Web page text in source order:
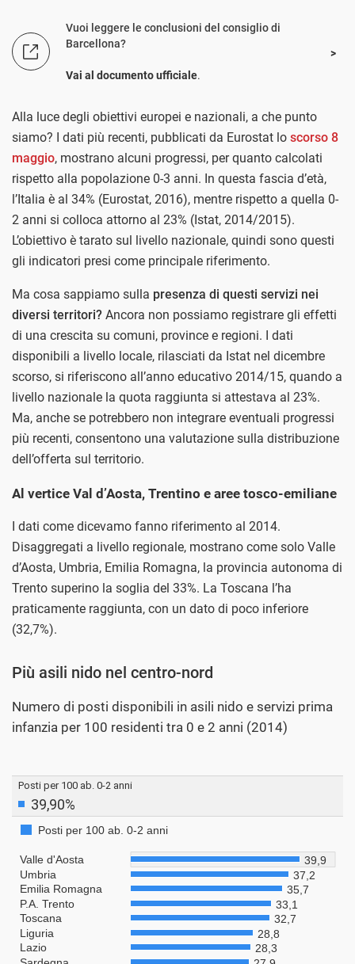
Vuoi leggere le conclusioni del consiglio di
Barcellona?
Vai al documento ufficiale.
Alla luce degli obiettivi europei e nazionali, a che punto
siamo? I dati più recenti, pubblicati da Eurostat lo scorso 8
maggio, mostrano alcuni progressi, per quanto calcolati
rispetto alla popolazione 0-3 anni. In questa fascia d’età,
l’Italia è al 34% (Eurostat, 2016), mentre rispetto a quella 0-
2 anni si colloca attorno al 23% (Istat, 2014/2015).
L’obiettivo è tarato sul livello nazionale, quindi sono questi
gli indicatori presi come principale riferimento.
Ma cosa sappiamo sulla presenza di questi servizi nei
diversi territori? Ancora non possiamo registrare gli effetti
di una crescita su comuni, province e regioni. I dati
disponibili a livello locale, rilasciati da Istat nel dicembre
scorso, si riferiscono all’anno educativo 2014/15, quando a
livello nazionale la quota raggiunta si attestava al 23%.
Ma, anche se potrebbero non integrare eventuali progressi
più recenti, consentono una valutazione sulla distribuzione
dell’offerta sul territorio.
Al vertice Val d’Aosta, Trentino e aree tosco-emiliane
I dati come dicevamo fanno riferimento al 2014.
Disaggregati a livello regionale, mostrano come solo Valle
d’Aosta, Umbria, Emilia Romagna, la provincia autonoma di
Trento superino la soglia del 33%. La Toscana l’ha
praticamente raggiunta, con un dato di poco inferiore
(32,7%).
Più asili nido nel centro-nord
Numero di posti disponibili in asili nido e servizi prima
infanzia per 100 residenti tra 0 e 2 anni (2014)